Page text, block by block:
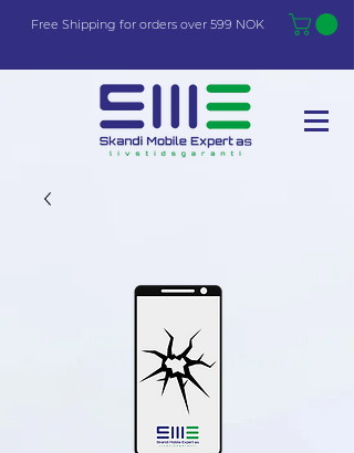
Free Shipping for orders over 599 NOK